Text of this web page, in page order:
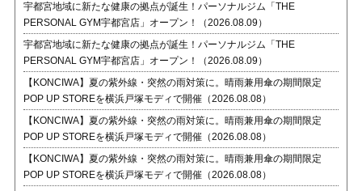
宇都宮地域に新たな健康の拠点が誕生！パーソナルジム「THE
PERSONAL GYM宇都宮店」オープン！（2026.08.09）
宇都宮地域に新たな健康の拠点が誕生！パーソナルジム「THE
PERSONAL GYM宇都宮店」オープン！（2026.08.09）
【KONCIWA】夏の紫外線・突然の雨対策に。晴雨兼用傘の期間限定
POP UP STOREを横浜戸塚モディで開催（2026.08.08）
【KONCIWA】夏の紫外線・突然の雨対策に。晴雨兼用傘の期間限定
POP UP STOREを横浜戸塚モディで開催（2026.08.08）
【KONCIWA】夏の紫外線・突然の雨対策に。晴雨兼用傘の期間限定
POP UP STOREを横浜戸塚モディで開催（2026.08.08）